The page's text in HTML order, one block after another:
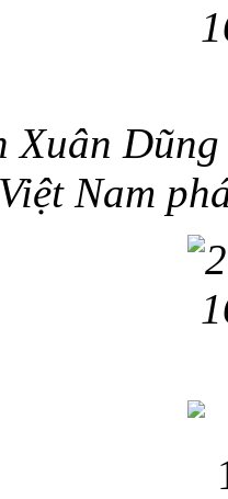
Xuân
Việt Nam